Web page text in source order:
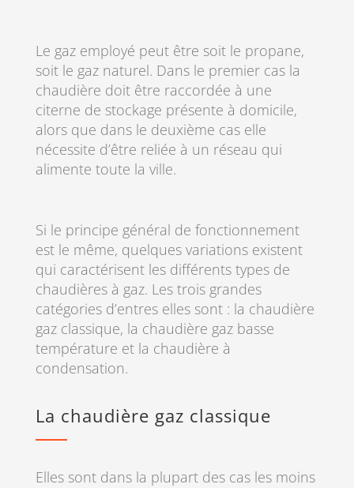
Le gaz employé peut être soit le propane,
soit le gaz naturel. Dans le premier cas la
chaudière doit être raccordée à une
citerne de stockage présente à domicile,
alors que dans le deuxième cas elle
nécessite d’être reliée à un réseau qui
alimente toute la ville.
Si le principe général de fonctionnement
est le même, quelques variations existent
qui caractérisent les différents types de
chaudières à gaz. Les trois grandes
catégories d’entres elles sont : la chaudière
gaz classique, la chaudière gaz basse
température et la chaudière à
condensation.
La chaudière gaz classique
Elles sont dans la plupart des cas les moins